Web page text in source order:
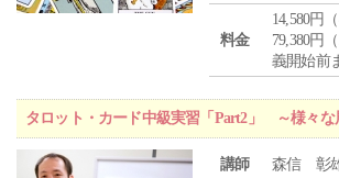
料金
14,580円
79,380円
義開始前
タロット・カード中級実習「Part2」 ～様々
講師
森信 彰